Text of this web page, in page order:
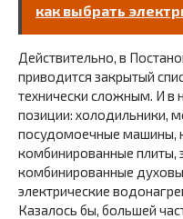
как выбрать
Действительно, в
приводится закрытый
технически сложным. И в
позиции: холодильники,
посудомоечные машины,
комбинированные плиты,
комбинированные
электрические
Казалось бы, большей